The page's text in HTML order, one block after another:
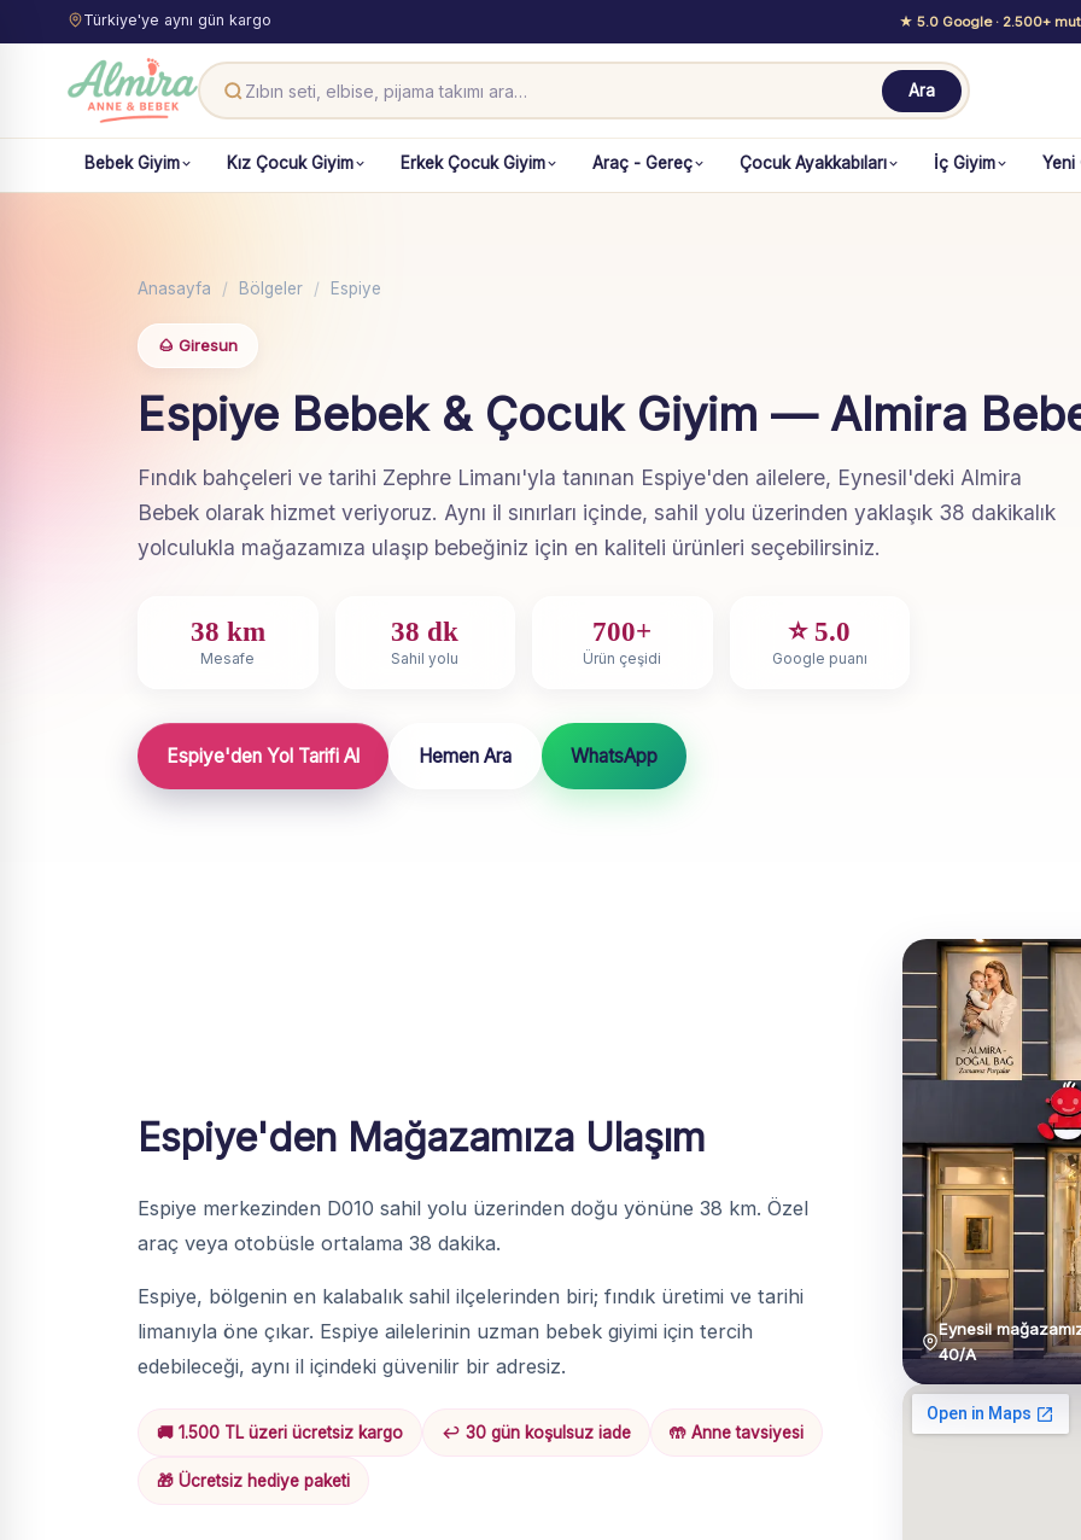
Türkiye'ye aynı gün kargo ★ 5.0 Google· 2.500+
Ara
Bebek Giyim Kız Çocuk Giyim Erkek Çocuk Giyim Araç - Gereç Çocuk Ayakkabıları İç Giyim Yeni
Anasayfa / Bölgeler / Espiye
🌰 Giresun
Espiye Bebek & Çocuk Giyim — Almira
Fındık bahçeleri ve tarihi Zephre Limanı'yla tanınan Espiye'den ailelere, Eynesil'deki Almira
Bebek olarak hizmet veriyoruz. Aynı il sınırları içinde, sahil yolu üzerinden yaklaşık 38 dakikalık
yolculukla mağazamıza ulaşıp bebeğiniz için en kaliteli ürünleri seçebilirsiniz.
38 km
Mesafe
38 dk
Sahil yolu
700+
Ürün çeşidi
⭐ 5.0
Google puanı
Espiye'den Yol Tarifi Al Hemen Ara WhatsApp
Espiye'den Mağazamıza Ulaşım
Espiye merkezinden D010 sahil yolu üzerinden doğu yönüne 38 km. Özel
araç veya otobüsle ortalama 38 dakika.
Espiye, bölgenin en kalabalık sahil ilçelerinden biri; fındık üretimi ve tarihi
limanıyla öne çıkar. Espiye ailelerinin uzman bebek giyimi için tercih
edebileceği, aynı il içindeki güvenilir bir adresiz.
🚚 1.500 TL üzeri ücretsiz kargo ↩️ 30 gün koşulsuz iade 🤲 Anne tavsiyesi
🎁 Ücretsiz hediye paketi
Eynesil
40/A